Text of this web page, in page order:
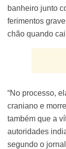
banheiro junto
ferimentos
chão quando
“No processo,
craniano e
também que a
autoridades
segundo o jornal